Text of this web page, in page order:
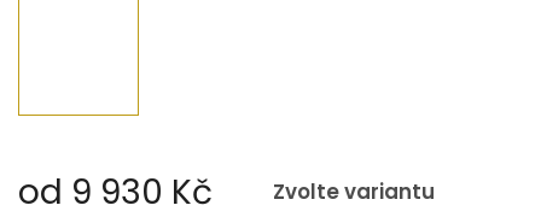
od 9 930 Kč Zvolte variantu